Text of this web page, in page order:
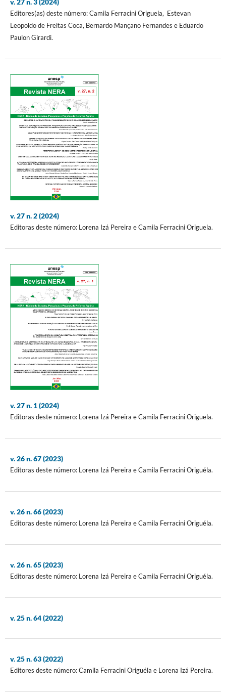
v. 27 n. 3 (2024)
Editores(as) deste número: Camila Ferracini Origuela, Estevan
Leopoldo de Freitas Coca, Bernardo Mançano Fernandes e Eduardo
Paulon Girardi.
v. 27 n. 2 (2024)
Editoras deste número: Lorena Izá Pereira e Camila Ferracini Origuela.
v. 27 n. 1 (2024)
Editoras deste número: Lorena Izá Pereira e Camila Ferracini Origuela.
v. 26 n. 67 (2023)
Editoras deste número: Lorena Izá Pereira e Camila Ferracini Origuéla.
v. 26 n. 66 (2023)
Editoras deste número: Lorena Izá Pereira e Camila Ferracini Origuéla.
v. 26 n. 65 (2023)
Editoras deste número: Lorena Izá Pereira e Camila Ferracini Origuéla.
v. 25 n. 64 (2022)
v. 25 n. 63 (2022)
Editores deste número: Camila Ferracini Origuéla e Lorena Izá Pereira.